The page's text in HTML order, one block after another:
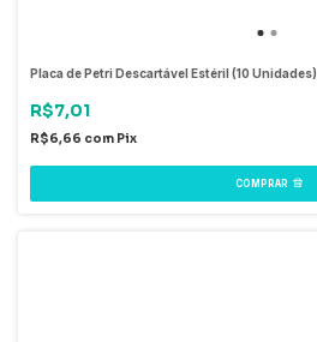
Placa de Petri Descartável Estéril (10 Unidades)
R$7,01
R$6,66 com Pix
COMPRAR